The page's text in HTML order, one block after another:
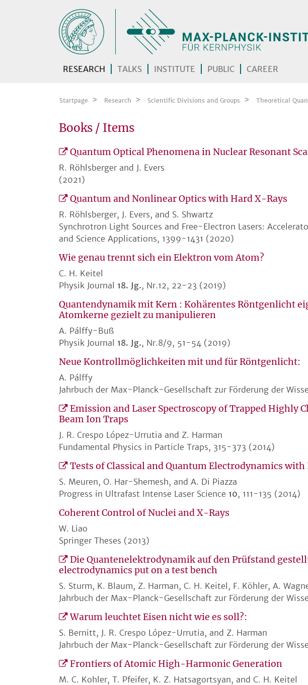
RESEARCH TALKS INSTITUTE PUBLIC CAREER
Startpage Research Scientific Divisions and Groups Theoretical
Books / Items
Quantum Optical Phenomena in Nuclear Resonant
R. Röhlsberger and J. Evers
(2021)
Quantum and Nonlinear Optics with Hard X-Rays
R. Röhlsberger, J. Evers, and S. Shwartz
Synchrotron Light Sources and Free-Electron Lasers:
and Science Applications, 1399-1431 (2020)
Wie genau trennt sich ein Elektron vom Atom?
C. H. Keitel
Physik Journal 18. Jg., Nr.12, 22-23 (2019)
Quantendynamik mit Kern : Kohärentes Röntgenlicht
Atomkerne gezielt zu manipulieren
A. Pálffy-Buß
Physik Journal 18. Jg., Nr.8/9, 51-54 (2019)
Neue Kontrollmöglichkeiten mit und für Röntgenlicht:
A. Pálffy
Jahrbuch der Max-Planck-Gesellschaft zur Förderung der
Emission and Laser Spectroscopy of Trapped Highly
Beam Ion Traps
J. R. Crespo López-Urrutia and Z. Harman
Fundamental Physics in Particle Traps, 315-373 (2014)
Tests of Classical and Quantum Electrodynamics with
S. Meuren, O. Har-Shemesh, and A. Di Piazza
Progress in Ultrafast Intense Laser Science 10, 111-135 (2014)
Coherent Control of Nuclei and X-Rays
W. Liao
Springer Theses (2013)
Die Quantenelektrodynamik auf den Prüfstand
electrodynamics put on a test bench
S. Sturm, K. Blaum, Z. Harman, C. H. Keitel, F. Köhler, A.
Jahrbuch der Max-Planck-Gesellschaft zur Förderung der
Warum leuchtet Eisen nicht wie es soll?:
S. Bernitt, J. R. Crespo López-Urrutia, and Z. Harman
Jahrbuch der Max-Planck-Gesellschaft zur Förderung der
Frontiers of Atomic High-Harmonic Generation
M. C. Kohler, T. Pfeifer, K. Z. Hatsagortsyan, and C. H. Keitel